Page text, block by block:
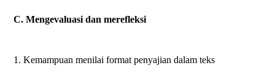
C. Mengevaluasi dan merefleksi
1. Kemampuan menilai format penyajian dalam teks